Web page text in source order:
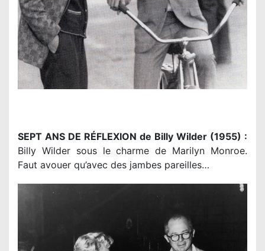
SEPT ANS DE RÉFLEXION de Billy Wilder (1955) :
Billy Wilder sous le charme de Marilyn Monroe.
Faut avouer qu’avec des jambes pareilles…